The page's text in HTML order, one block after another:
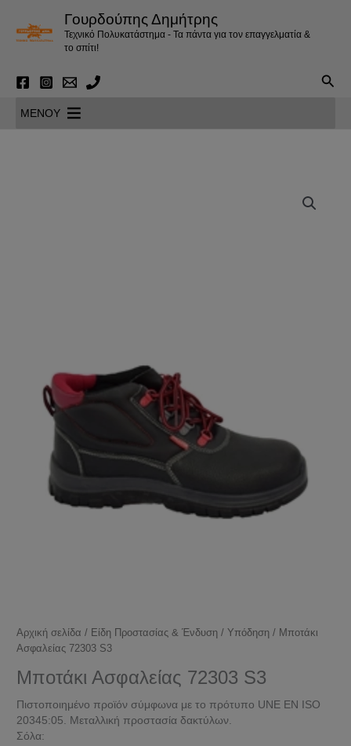
περιεχόμενο
Γουρδούπης Δημήτρης
Τεχνικό Πολυκατάστημα - Τα πάντα για τον επαγγελματία &
το σπίτι!
MENOY
Αρχική σελίδα / Είδη Προστασίας & Ένδυση / Υπόδηση / Μποτάκι
Ασφαλείας 72303 S3
Μποτάκι Ασφαλείας 72303 S3
Πιστοποιημένο προϊόν σύμφωνα με το πρότυπο UNE EN ISO
20345:05. Μεταλλική προστασία δακτύλων.
Σόλα: